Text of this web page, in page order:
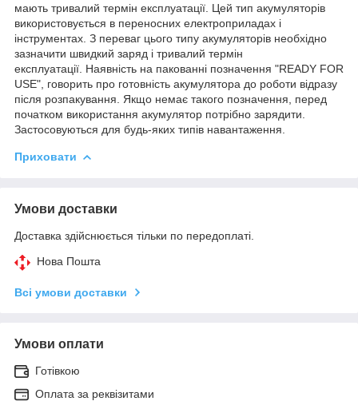
мають тривалий термін експлуатації. Цей тип акумуляторів
використовується в переносних електроприладах і
інструментах. З переваг цього типу акумуляторів необхідно
зазначити швидкий заряд і тривалий термін
експлуатації. Наявність на пакованні позначення "READY FOR
USЕ", говорить про готовність акумулятора до роботи відразу
після розпакування. Якщо немає такого позначення, перед
початком використання акумулятор потрібно зарядити.
Застосовуються для будь-яких типів навантаження.
Приховати
Умови доставки
Доставка здійснюється тільки по передоплаті.
Нова Пошта
Всі умови доставки
Умови оплати
Готівкою
Оплата за реквізитами